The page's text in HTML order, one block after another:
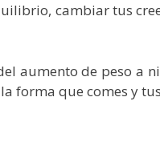
cambiar tus
aumento de peso
forma que comes y